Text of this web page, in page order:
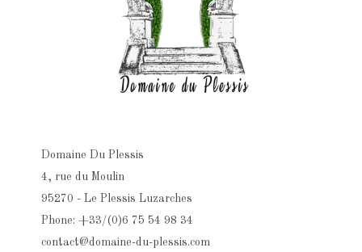
Domaine Du Plessis
4, rue du Moulin
95270 - Le Plessis Luzarches
Phone: +33/(0)6 75 54 98 34
contact@domaine-du-plessis.com